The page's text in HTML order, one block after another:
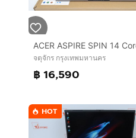
จตุจักร กรุงเทพมหานคร
฿ 16,590
HOT